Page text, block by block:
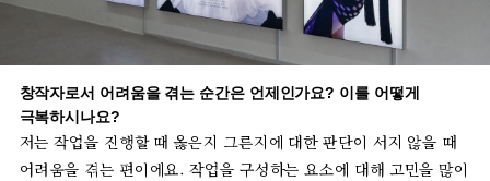
창작자로서 어려움을 겪는 순간은 언제인가요? 이를 어떻게
극복하시나요?
저는 작업을 진행할 때 옳은지 그른지에 대한 판단이 서지 않을 때
어려움을 겪는 편이에요.작업을 구성하는 요소에 대해 고민을 많이